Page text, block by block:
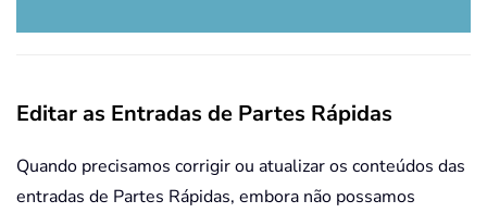
Editar as Entradas de Partes Rápidas
Quando precisamos corrigir ou atualizar os conteúdos das
entradas de Partes Rápidas, embora não possamos